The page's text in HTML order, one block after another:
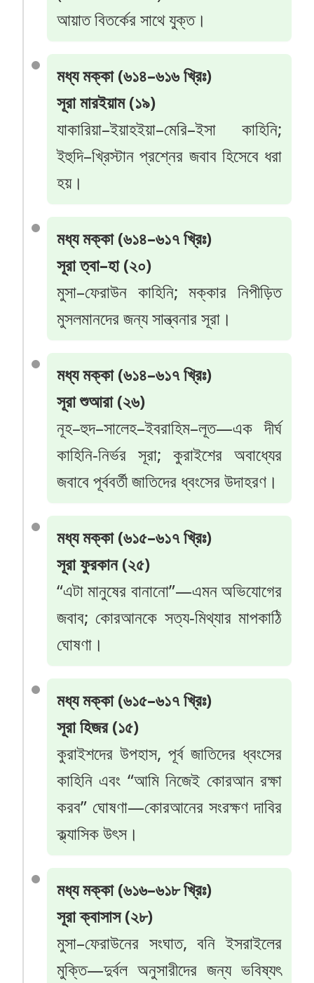
আয়াত বিতর্কের সাথে যুক্ত।
মধ্য মক্কা (৬১৪–৬১৬ খ্রিঃ)
সূরা মারইয়াম (১৯)
যাকারিয়া–ইয়াহইয়া–মেরি–ইসা কাহিনি;
ইহুদি–খ্রিস্টান প্রশ্নের জবাব হিসেবে ধরা
হয়।
মধ্য মক্কা (৬১৪–৬১৭ খ্রিঃ)
সূরা ত্বা–হা (২০)
মুসা–ফেরাউন কাহিনি; মক্কার নিপীড়িত
মুসলমানদের জন্য সান্ত্বনার সূরা।
মধ্য মক্কা (৬১৪–৬১৭ খ্রিঃ)
সূরা শুআরা (২৬)
নূহ–হুদ–সালেহ–ইবরাহিম–লূত—এক দীর্ঘ
কাহিনি-নির্ভর সূরা; কুরাইশের অবাধ্যের
জবাবে পূর্ববর্তী জাতিদের ধ্বংসের উদাহরণ।
মধ্য মক্কা (৬১৫–৬১৭ খ্রিঃ)
সূরা ফুরকান (২৫)
“এটা মানুষের বানানো”—এমন অভিযোগের
জবাব; কোরআনকে সত্য-মিথ্যার মাপকাঠি
ঘোষণা।
মধ্য মক্কা (৬১৫–৬১৭ খ্রিঃ)
সূরা হিজর (১৫)
কুরাইশদের উপহাস, পূর্ব জাতিদের ধ্বংসের
কাহিনি এবং “আমি নিজেই কোরআন রক্ষা
করব” ঘোষণা—কোরআনের সংরক্ষণ দাবির
ক্ল্যাসিক উৎস।
মধ্য মক্কা (৬১৬–৬১৮ খ্রিঃ)
সূরা ক্বাসাস (২৮)
মুসা–ফেরাউনের সংঘাত, বনি ইসরাইলের
মুক্তি—দুর্বল অনুসারীদের জন্য ভবিষ্যৎ